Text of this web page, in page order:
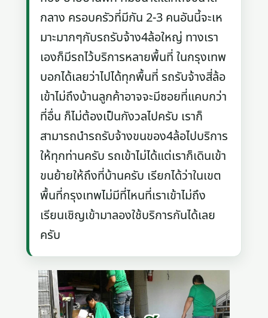
กลาง ครอบครัวที่มีกัน 2-3 คนอันนี้จะเห
มาะมากๆกับรถรับจ้าง4ล้อใหญ่ ทางเรา
เองก็มีรถไว้บริการหลายพื้นที่ ในกรุงเทพ
บอกได้เลยว่าไปได้ทุกพื้นที่ รถรับจ้างสี่ล้อ
เข้าไม่ถึงบ้านลูกค้าอาจจะมีซอยที่แคบกว่า
ที่อื่น ก็ไม่ต้องเป็นกังวลไปครับ เราก็
สามารถนำรถรับจ้างขนของ4ล้อไปบริการ
ให้ทุกท่านครับ รถเข้าไม่ได้แต่เราก็เดินเข้า
ขนย้ายให้ถึงที่บ้านครับ เรียกได้ว่าในเขต
พื้นที่กรุงเทพไม่มีที่ไหนที่เราเข้าไม่ถึง
เรียนเชิญเข้ามาลองใช้บริการกันได้เลย
ครับ